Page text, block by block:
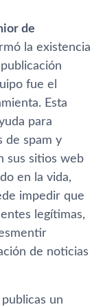
de
la existencia
fue el
Esta
para
de spam y
sus sitios web
en la vida,
impedir que
legítimas,
de noticias
un